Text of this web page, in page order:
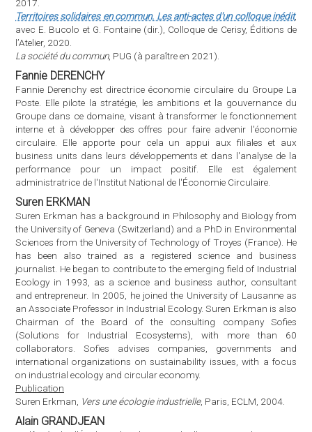
administratrice de l'Institut National de l'Économie Circulaire.
Suren ERKMAN
Suren Erkman has a background in Philosophy and Biology from
the University of Geneva (Switzerland) and a PhD in Environmental
has been also trained as a registered science and business
journalist. He began to contribute to the emerging field of Industrial
Ecology in 1993, as a science and business author, consultant
and entrepreneur. In 2005, he joined the University of Lausanne as
an Associate Professor in Industrial Ecology. Suren Erkman is also
Chairman of the Board of the consulting company Sofies
(Solutions for Industrial Ecosystems), with more than 60
collaborators. Sofies advises companies, governments and
international organizations on sustainability issues, with a focus
on industrial ecology and circular economy.
Publication
Suren Erkman,Vers une écologie industrielle , Paris, ECLM, 2004.
Alain GRANDJEAN
Diplômé de l'École polytechnique, de l'Ensae, et docteur en
économie de l'environnement, Alain Grandjean est co-fondateur et
associé de Carbone 4, cabinet de conseil en stratégie climat. Il est
président de la Fondation Nicolas Hulot et membre du Haut conseil
pour le climat. Il est co-auteur de plusieurs livres creusant les liens
entre écologie, économie et finance et anime le blog "Chroniques de
l'anthropocène" (
alaingrandjean.fr).
Matthieu HUG
Matthieu Hug est co-fondateur et CEO de Tilkal, plateforme logicielle
de traçabilité 4.0 et de transparence pour les industriels et les
marques, visant à permettre des chaines d'approvisionnement
member de plusieurs startups numériques ainsi que de RaiseLab, et